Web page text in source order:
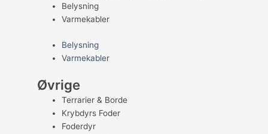
Belysning
Varmekabler
Belysning
Varmekabler
Øvrige
Terrarier & Borde
Krybdyrs Foder
Foderdyr